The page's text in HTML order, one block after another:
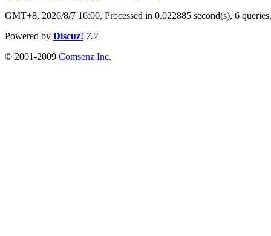
GMT+8, 2026/8/7 16:00, Processed in 0.022885 second(s), 6
Powered by Discuz! 7.2
© 2001-2009 Comsenz Inc.